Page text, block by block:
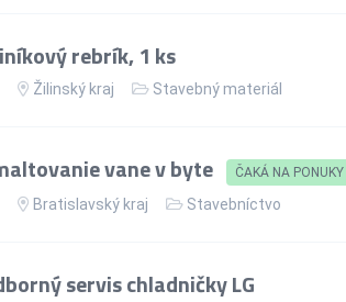
rebrík, 1 ks
Žilinský kraj Stavebný materiál
vane v byte ČAKÁ NA PONUKY
Bratislavský kraj Stavebníctvo
servis chladničky LG